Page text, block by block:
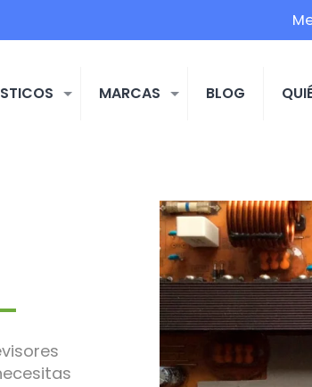
MARCAS BLOG